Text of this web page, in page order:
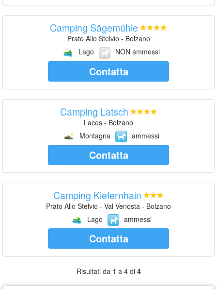
Camping Sägemühle
Prato Allo Stelvio - Bolzano
Lago
NON ammessi
Contatta
Camping Latsch
Laces - Bolzano
Montagna
ammessi
Contatta
Camping Kiefernhain
Prato Allo Stelvio - Val Venosta - Bolzano
Lago
ammessi
Contatta
Risultati da 1 a 4 di 4